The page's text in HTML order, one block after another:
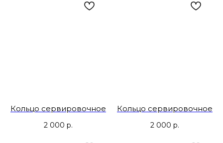
Кольцо сервировочное
2 000 р.
Кольцо сервировочное
2 000 р.